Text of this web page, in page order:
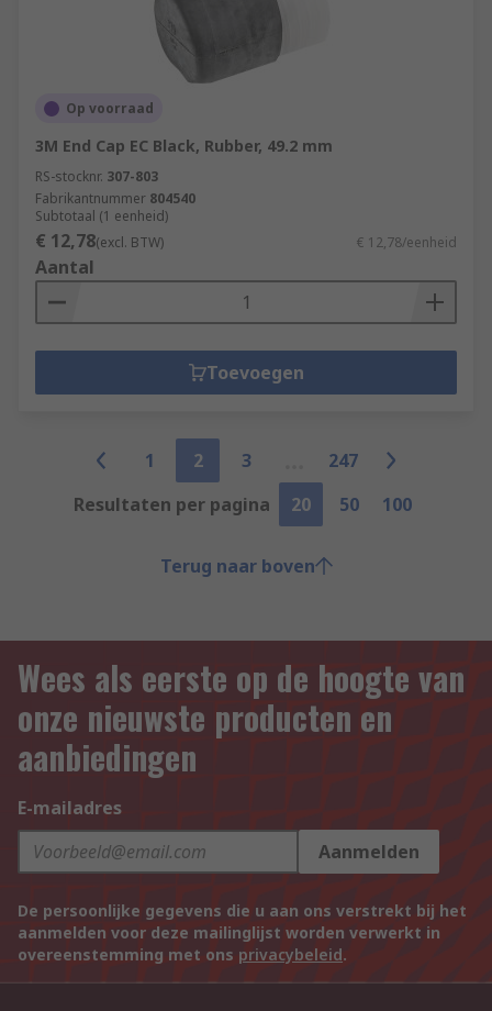
Op voorraad
3M End Cap EC Black, Rubber, 49.2 mm
RS-stocknr. 307-803
Fabrikantnummer 804540
Subtotaal (1 eenheid)
€ 12,78(excl. BTW) € 12,78/eenheid
Aantal
Toevoegen
1 2 3
247
Resultaten per pagina
20 50 100
Terug naar boven
Wees als eerste op de hoogte van
onze nieuwste producten en
aanbiedingen
E-mailadres
Aanmelden
De persoonlijke gegevens die u aan ons verstrekt bij het
aanmelden voor deze mailinglijst worden verwerkt in
overeenstemming met ons privacybeleid.